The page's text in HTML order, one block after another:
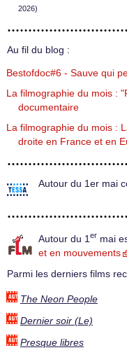
2026)
Au fil du blog :
Bestofdoc#6 - Sauve qui
La filmographie du mois :
documentaire
La filmographie du mois :
droite en France et en
Autour du 1er mai
Autour du 1 er mai
et en mouvements
Parmi les derniers films
The Neon People
Dernier soir (Le)
Presque libres